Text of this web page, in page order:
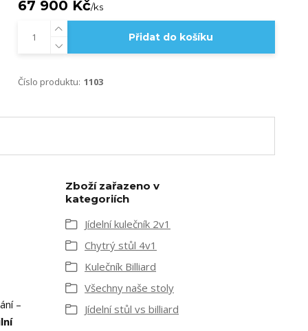
67 900 Kč/ks
Přidat do košíku
Číslo produktu: 1103
–
Zboží zařazeno v
kategoriích
Jídelní kulečník 2v1
Chytrý stůl 4v1
Kulečník Billiard
Všechny naše stoly
Jídelní stůl vs billiard